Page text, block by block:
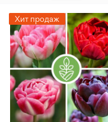
Хит продаж